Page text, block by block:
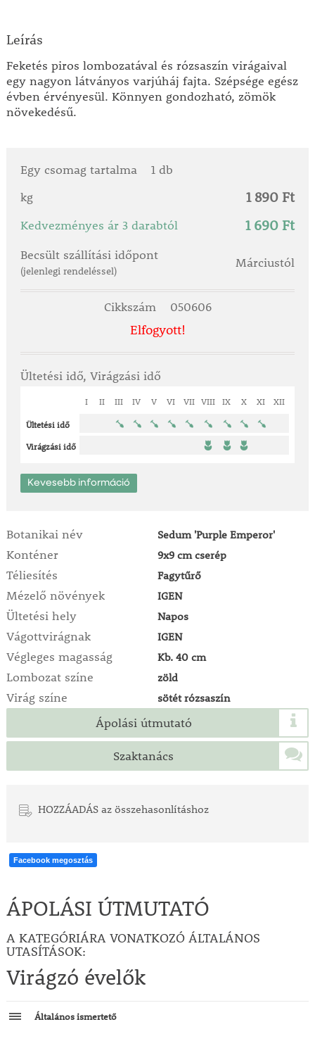
Leírás
Feketés piros lombozatával és rózsaszín virágaival
egy nagyon látványos varjúháj fajta. Szépsége egész
évben érvényesül. Könnyen gondozható, zömök
növekedésű.
Egy csomag tartalma
1 db
kg
1 890 Ft
Kedvezményes ár 3 darabtól 1 690 Ft
Becsült szállítási időpont
(jelenlegi rendeléssel)
Márciustól
Cikkszám 050606
Elfogyott!
Ültetési idő, Virágzási idő
I II III IV V VI VII VIII IX X XI XII
Ültetési idő
Virágzási idő
Kevesebb információ
Botanikai név Sedum 'Purple Emperor'
Konténer 9x9 cm cserép
Téliesítés Fagytűrő
Mézelő növények IGEN
Ültetési hely Napos
Vágottvirágnak IGEN
Végleges magasság Kb. 40 cm
Lombozat színe zöld
Virág színe sötét rózsaszín
Ápolási útmutató
Szaktanács
HOZZÁADÁS az összehasonlításhoz
Facebook megosztás
ÁPOLÁSI ÚTMUTATÓ
A KATEGÓRIÁRA VONATKOZÓ ÁLTALÁNOS
UTASÍTÁSOK:
Virágzó évelők
Általános ismertető